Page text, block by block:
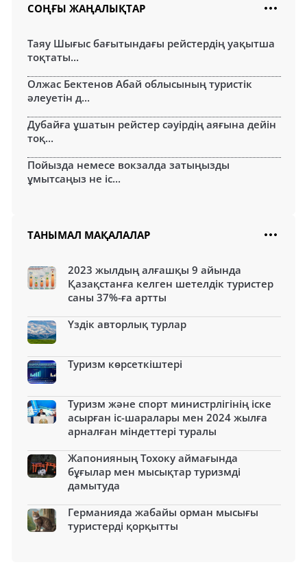
СОҢҒЫ ЖАҢАЛЫҚТАР
Таяу Шығыс бағытындағы рейстердің уақытша
тоқтаты...
Олжас Бектенов Абай облысының туристік
әлеуетін д...
Дубайға ұшатын рейстер сәуірдің аяғына дейін
тоқ...
Пойызда немесе вокзалда затыңызды
ұмытсаңыз не іс...
ТАНЫМАЛ МАҚАЛАЛАР
2023 жылдың алғашқы 9 айында
Қазақстанға келген шетелдік туристер
саны 37%-ға артты
Үздік авторлық турлар
Туризм көрсеткіштері
Туризм және спорт министрлігінің іске
асырған іс-шаралары мен 2024 жылға
арналған міндеттері туралы
Жапонияның Тохоку аймағында
бұғылар мен мысықтар туризмді
дамытуда
Германияда жабайы орман мысығы
туристерді қорқытты